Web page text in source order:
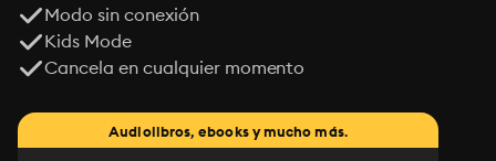
Modo sin conexión
Kids Mode
Cancela en cualquier momento
Audiolibros, ebooks y mucho más.